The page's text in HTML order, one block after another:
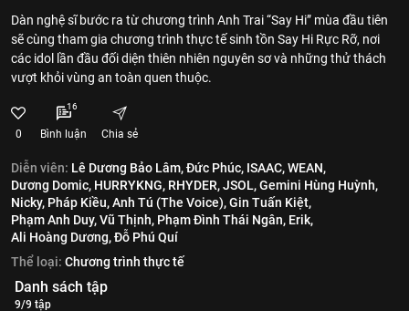
Dàn nghệ sĩ bước ra từ chương trình Anh Trai “Say Hi” mùa đầu tiên
sẽ cùng tham gia chương trình thực tế sinh tồn Say Hi Rực Rỡ, nơi
các idol lần đầu đối diện thiên nhiên nguyên sơ và những thử thách
vượt khỏi vùng an toàn quen thuộc.
0
16
Bình luận Chia sẻ
Diễn viên: Lê Dương Bảo Lâm,Đức Phúc, ISAAC,WEAN,
Dương Domic, HURRYKNG, RHYDER,JSOL,Gemini Hùng Huỳnh,
Nicky, Pháp Kiều,Anh Tú (The Voice),Gin Tuấn Kiệt,
Phạm Anh Duy,Vũ Thịnh, Phạm Đình Thái Ngân, Erik,
Ali Hoàng Dương,Đỗ Phú Quí
Thể loại: Chương trình thực tế
Danh sách tập
9/9 tập